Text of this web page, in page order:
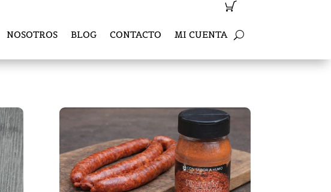
NOSOTROS BLOG CONTACTO MI CUENTA